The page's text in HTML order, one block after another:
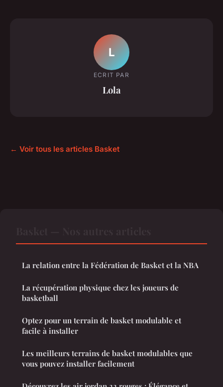
L
ECRIT PAR
Lola
← Voir tous les articles Basket
La relation entre la Fédération de Basket et la NBA
La récupération physique chez les joueurs de
basketball
Optez pour un terrain de basket modulable et
facile à installer
Les meilleurs terrains de basket modulables que
vous pouvez installer facilement